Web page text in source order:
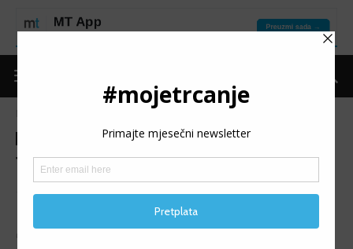
Izdvojeno Put do forme Trening
TEMPO TRENING: Iz dijelova
Tempo treninzi su odličan alat u pripremama trkača za
10k ili dužu distancu, isti grade izdržljivost i uče tijelo da
održava zadani tempo kroz cijelu utrku.